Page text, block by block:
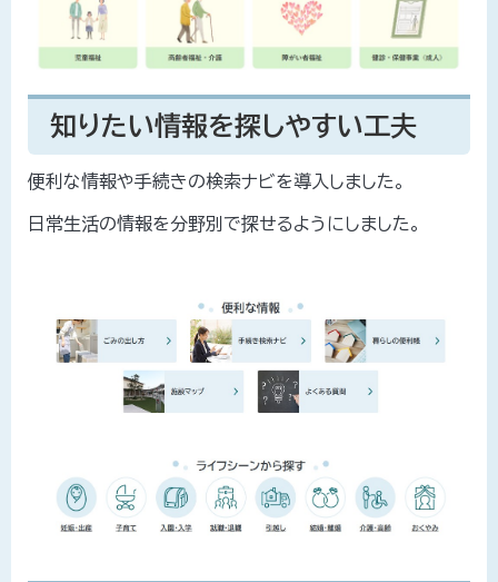
知りたい情報を探しやすい工夫
便利な情報や手続きの検索ナビを導入しました。
日常生活の情報を分野別で探せるようにしました。